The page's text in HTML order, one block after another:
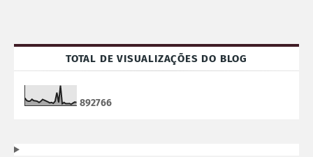
TOTAL DE VISUALIZAÇÕES DO BLOG
892766